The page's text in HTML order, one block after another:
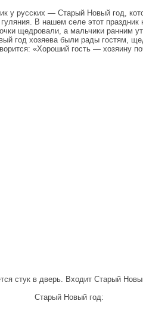
у русских — Старый Новый год,
В нашем селе этот
щедровали, а мальчики ранним
год хозяева были рады гостям,
«Хороший гость — хозяину
стук в дверь. Входит Старый
Старый Новый год: